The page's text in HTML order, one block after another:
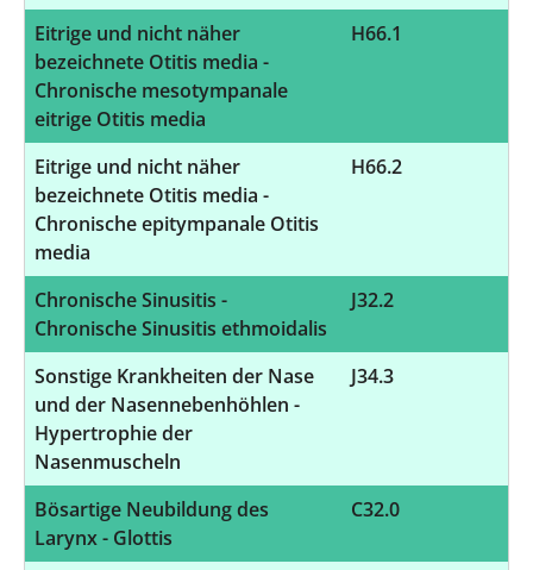
Eitrige und nicht näher
bezeichnete Otitis media -
Chronische mesotympanale
eitrige Otitis media
H66.1
Eitrige und nicht näher
bezeichnete Otitis media -
Chronische epitympanale Otitis
media
H66.2
Chronische Sinusitis -
Chronische Sinusitis ethmoidalis
J32.2
Sonstige Krankheiten der Nase
und der Nasennebenhöhlen -
Hypertrophie der
Nasenmuscheln
J34.3
Bösartige Neubildung des
Larynx - Glottis
C32.0